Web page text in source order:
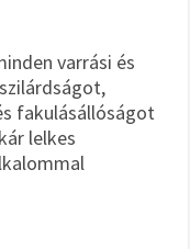
varrási és
fakulásállóságot
lelkes